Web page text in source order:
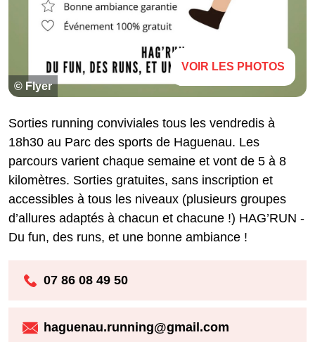
© Flyer
VOIR LES PHOTOS
Sorties running conviviales tous les vendredis à
18h30 au Parc des sports de Haguenau. Les
parcours varient chaque semaine et vont de 5 à 8
kilomètres. Sorties gratuites, sans inscription et
accessibles à tous les niveaux (plusieurs groupes
d’allures adaptés à chacun et chacune !) HAG’RUN -
Du fun, des runs, et une bonne ambiance !
07 86 08 49 50
haguenau.running@gmail.com